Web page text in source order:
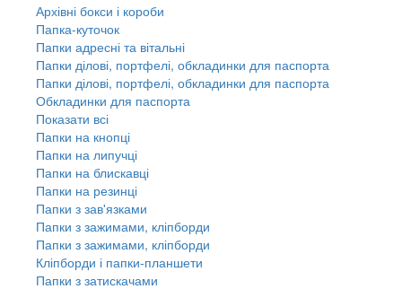
Архівні бокси і короби
Папка-куточок
Папки адресні та вітальні
Папки ділові, портфелі, обкладинки для паспорта
Папки ділові, портфелі, обкладинки для паспорта
Обкладинки для паспорта
Показати всі
Папки на кнопці
Папки на липучці
Папки на блискавці
Папки на резинці
Папки з зав'язками
Папки з зажимами, кліпборди
Папки з зажимами, кліпборди
Кліпборди і папки-планшети
Папки з затискачами